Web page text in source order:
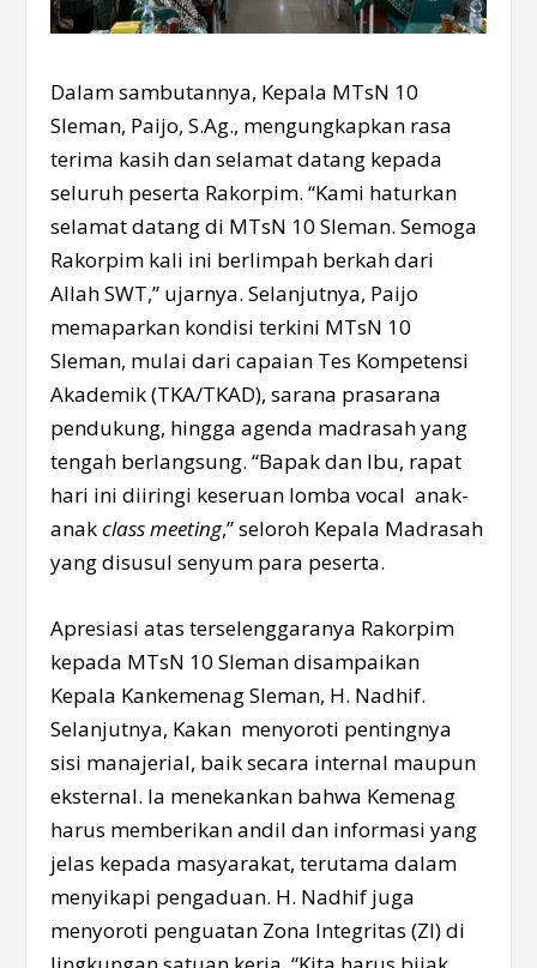
Dalam sambutannya, Kepala MTsN 10
Sleman, Paijo, S.Ag., mengungkapkan rasa
terima kasih dan selamat datang kepada
seluruh peserta Rakorpim. “Kami haturkan
selamat datang di MTsN 10 Sleman. Semoga
Rakorpim kali ini berlimpah berkah dari
Allah SWT,” ujarnya. Selanjutnya, Paijo
memaparkan kondisi terkini MTsN 10
Sleman, mulai dari capaian Tes Kompetensi
Akademik (TKA/TKAD), sarana prasarana
pendukung, hingga agenda madrasah yang
tengah berlangsung. “Bapak dan Ibu, rapat
hari ini diiringi keseruan lomba vocal anak-
anakclass meeting,” seloroh Kepala Madrasah
yang disusul senyum para peserta.
Apresiasi atas terselenggaranya Rakorpim
kepada MTsN 10 Sleman disampaikan
Kepala Kankemenag Sleman, H. Nadhif.
Selanjutnya, Kakan menyoroti pentingnya
sisi manajerial, baik secara internal maupun
eksternal. Ia menekankan bahwa Kemenag
harus memberikan andil dan informasi yang
jelas kepada masyarakat, terutama dalam
menyikapi pengaduan. H. Nadhif juga
menyoroti penguatan Zona Integritas (ZI) di